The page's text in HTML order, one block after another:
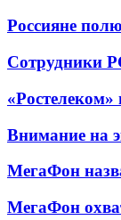
Россияне
Сотрудники
Внимание на
МегаФон
МегаФон